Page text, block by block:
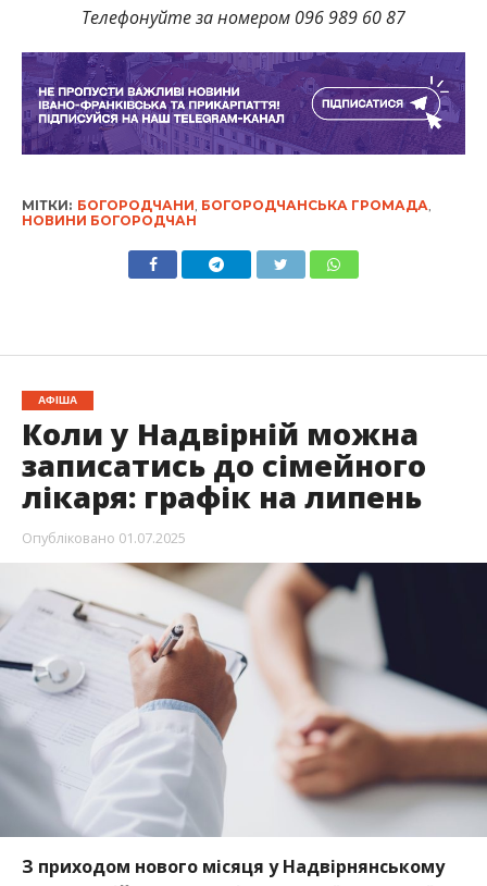
Телефонуйте за номером 096 989 60 87
МІТКИ: БОГОРОДЧАНИ БОГОРОДЧАНСЬКА ГРОМАДА
НОВИНИ БОГОРОДЧАН
АФІША
Коли у Надвірній можна
записатись до сімейного
лікаря: графік на липень
Опубліковано 01.07.2025
З приходом нового місяця у Надвірнянському